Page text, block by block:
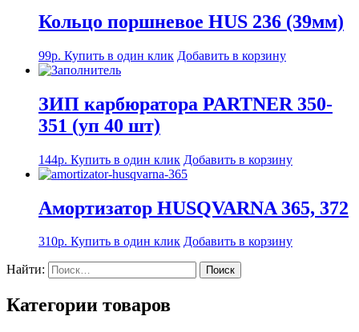
Кольцо поршневое HUS 236 (39мм)
99р. Купить в один клик Добавить в корзину
ЗИП карбюратора PARTNER 350-
351 (уп 40 шт)
144р. Купить в один клик Добавить в корзину
Амортизатор HUSQVARNA 365, 372
310р. Купить в один клик Добавить в корзину
Найти:
Категории товаров